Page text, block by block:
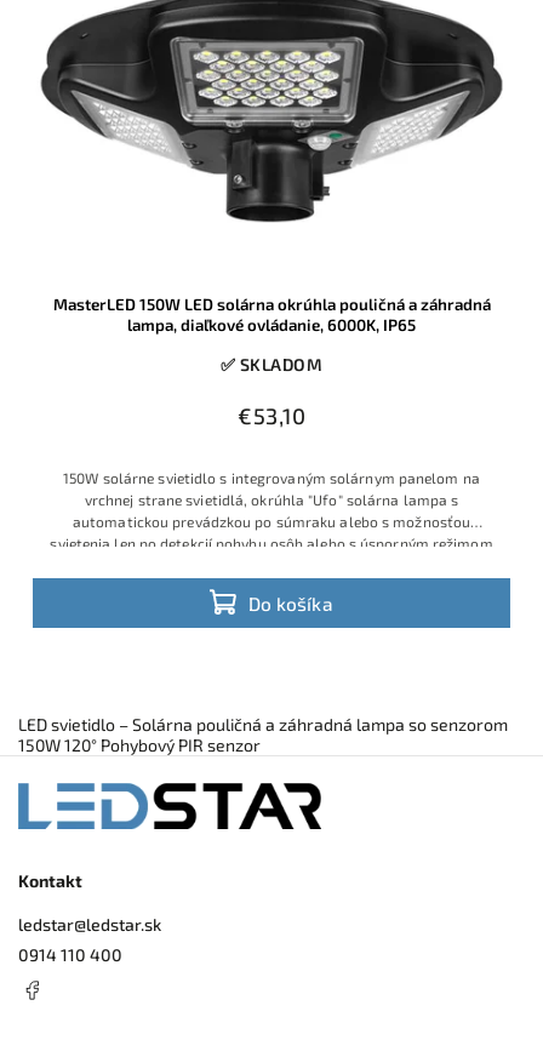
MasterLED 150W LED solárna okrúhla pouličná a záhradná
lampa, diaľkové ovládanie, 6000K, IP65
✅ SKLADOM
€53,10
Do košíka
150W solárne svietidlo s integrovaným solárnym panelom na
vrchnej strane svietidlá, okrúhla "Ufo" solárna lampa s
automatickou prevádzkou po súmraku alebo s možnosťou
svietenia len po detekcií pohybu osôb alebo s úsporným režimom
LED svietidlo – Solárna pouličná a záhradná lampa so senzorom
150W 120° Pohybový PIR senzor
Kontakt
ledstar@ledstar.sk
0914 110 400